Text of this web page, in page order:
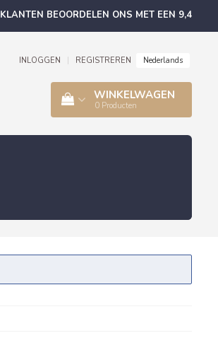
KLANTEN BEOORDELEN ONS MET EEN 9,4
INLOGGEN REGISTREREN Nederlands
WINKELWAGEN
0 Producten